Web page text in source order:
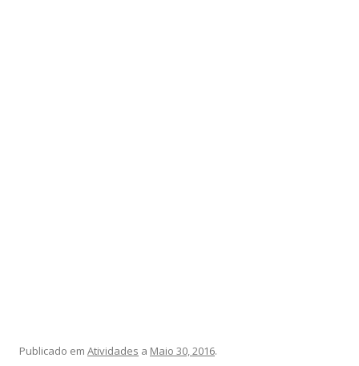
Publicado em Atividades a Maio 30, 2016.